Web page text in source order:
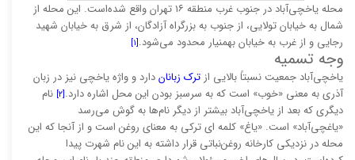
محله یاخچی‌آباد در جنوب غرب منطقه ۱۶ تهران واقع شده‌است. این محله از
شمال به خیابان تولایی، از جنوب به بزرگراه آزادگان، از شرق به خیابان شهید
رجایی و از غرب به خیابان بهمنیار محدود می‌شود.[۱]
وجه تسمیه
یاخچی‌آباد جمعیت نسبتاً بالایی از ترک زباناندارد و واژه یاخچی نیز در زبان
آذری به معنی «خوب» است که به سرسبز بودن این محل اشاره دارد.[۲]
نام
دیگری که بعد از یاخچی‌آباد بیشتر از دیگر نام‌ها به گوش می‌رسد
«یاغچی‌آباد» است. «یاغ» کلمه ای ترکی به معنای روغن است و از آنجا که این
محله در نزدیکی کارخانه روغن‌نباتی قرار داشته به این نام شهرت پیدا